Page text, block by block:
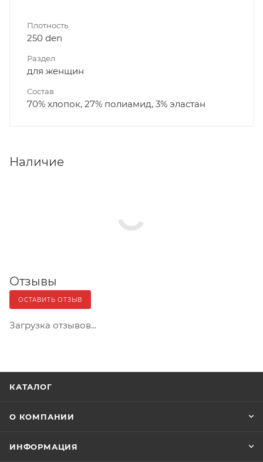
Плотность
250 den
Раздел
для женщин
Состав
70% хлопок, 27% полиамид, 3% эластан
Наличие
Отзывы
ОСТАВИТЬ ОТЗЫВ
Загрузка отзывов...
КАТАЛОГ
О КОМПАНИИ
ИНФОРМАЦИЯ